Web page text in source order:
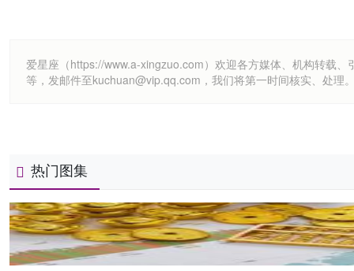
爱星座（https://www.a-xingzuo.com）欢迎各方媒体、机构转载
等，发邮件至kuchuan@vip.qq.com，我们将第一时间核实、处理
热门图集